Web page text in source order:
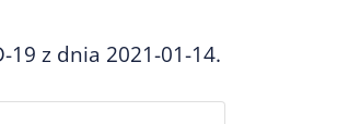
z dnia 2021-01-14.